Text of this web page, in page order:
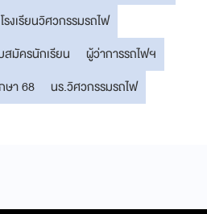
โรงเรียนวิศวกรรมรถไฟ
สมัครนักเรียน
ผู้ว่าการรถไฟฯ
ษา 68 นร.วิศวกรรมรถไฟ